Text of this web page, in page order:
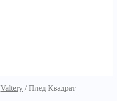
Valtery /Плед Квадрат